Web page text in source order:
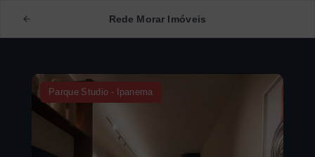
Rede Morar Imóveis
Parque Studio - Ipanema